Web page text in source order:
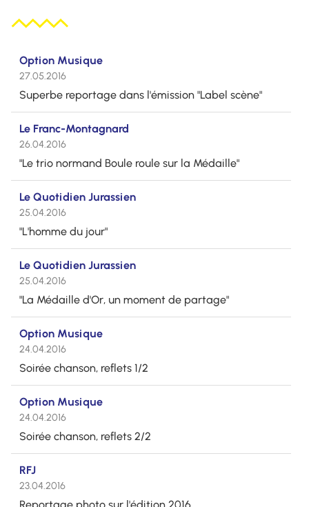
Option Musique
27.05.2016
Superbe reportage dans l'émission "Label scène"
Le Franc-Montagnard
26.04.2016
"Le trio normand Boule roule sur la Médaille"
Le Quotidien Jurassien
25.04.2016
"L'homme du jour"
Le Quotidien Jurassien
25.04.2016
"La Médaille d'Or, un moment de partage"
Option Musique
24.04.2016
Soirée chanson, reflets 1/2
Option Musique
24.04.2016
Soirée chanson, reflets 2/2
RFJ
23.04.2016